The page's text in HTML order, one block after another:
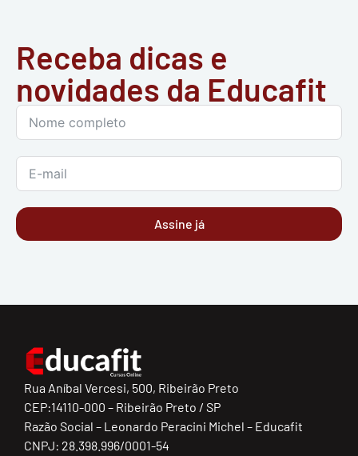
Receba dicas e
novidades da Educafit
Assine já
Rua Aníbal Vercesi, 500, Ribeirão Preto
CEP:14110-000 – Ribeirão Preto / SP
Razão Social – Leonardo Peracini Michel – Educafit
CNPJ: 28.398.996/0001-54